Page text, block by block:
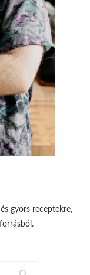
gyors receptekre,